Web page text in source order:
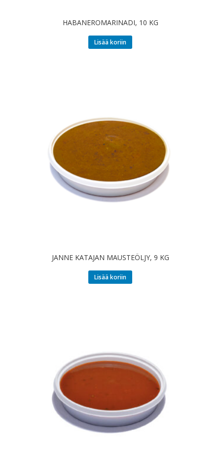
HABANEROMARINADI, 10 KG
Lisää koriin
JANNE KATAJAN MAUSTEÖLJY, 9 KG
Lisää koriin